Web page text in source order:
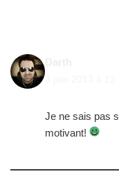
Je ne sais pas
motivant!